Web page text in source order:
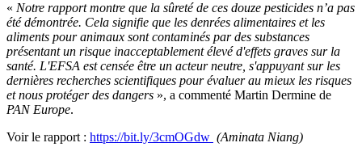
« Notre rapport montre que la sûreté de ces douze pesticides n’a pas
été démontrée. Cela signifie que les denrées alimentaires et les
aliments pour animaux sont contaminés par des substances
présentant un risque inacceptablement élevé d'effets graves sur la
santé. L'EFSA est censée être un acteur neutre, s'appuyant sur les
dernières recherches scientifiques pour évaluer au mieux les risques
et nous protéger des dangers », a commenté Martin Dermine de
PAN Europe.
Voir le rapport : https://bit.ly/3cmOGdw (Aminata Niang)